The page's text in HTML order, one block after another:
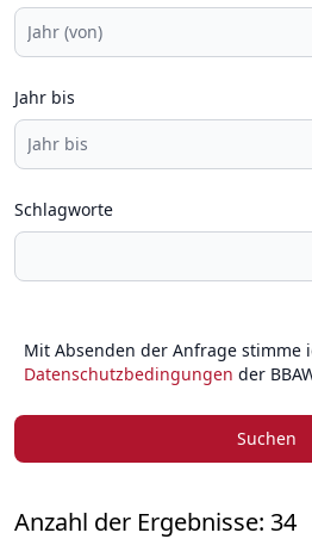
Jahr bis
Schlagworte
Mit Absenden der Anfrage stimme
Datenschutzbedingungen der
Suchen
Anzahl der Ergebnisse: 34